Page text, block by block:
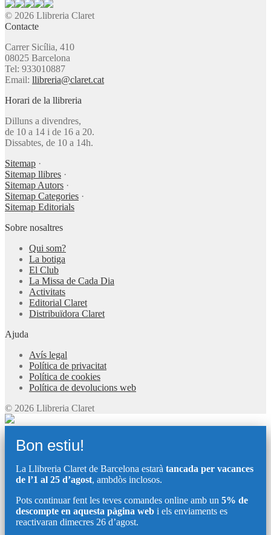
© 2026 Llibreria Claret
Contacte
Carrer Sicília, 410
08025 Barcelona
Tel: 933010887
Email: llibreria@claret.cat
Horari de la llibreria
Dilluns a divendres,
de 10 a 14 i de 16 a 20.
Dissabtes, de 10 a 14h.
Sitemap ·
Sitemap llibres ·
Sitemap Autors ·
Sitemap Categories ·
Sitemap Editorials
Sobre nosaltres
Qui som?
La botiga
El Club
La Missa de Cada Dia
Activitats
Editorial Claret
Distribuïdora Claret
Ajuda
Avís legal
Política de privacitat
Política de cookies
Política de devolucions web
© 2026 Llibreria Claret
Bon estiu!
La Llibreria Claret de Barcelona estarà tancada per vacances
de l’1 al 25 d’agost, ambdòs inclosos.
Pots continuar fent les teves comandes online amb un 5% de
descompte en aquesta pàgina web i els enviaments es
reactivaran dimecres 26 d’agost.